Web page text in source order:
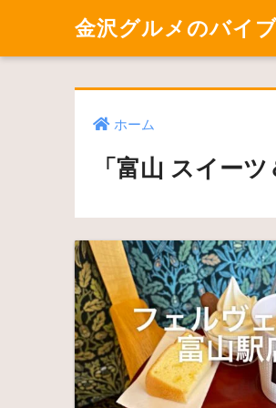
金沢グルメのバイ
ホーム
「富山 スイー